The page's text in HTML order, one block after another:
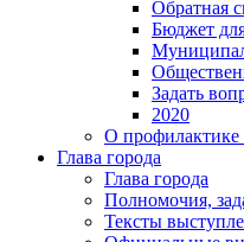
Обратная
Бюджет
Задать
2020
О профилактике
Глава города
Глава города
Полномочия,
Тексты